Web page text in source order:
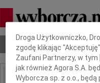
Nekrologi Odeszli
Dbamy o Twoją
Droga Użytkowniczko,
zgodę klikając
Zaufani Partnerzy, w tym
jak również Agora S.A.
Wyborcza sp. z o.o.,